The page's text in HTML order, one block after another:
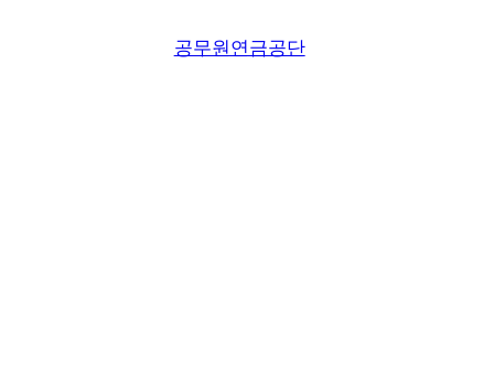
공무원연금공단